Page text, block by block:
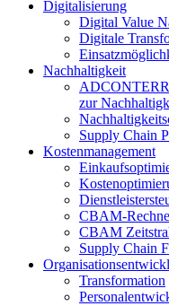
Digitalisierung
Digital Value
Digitale
Nachhaltigkeit
zur
Supply Chain
Kostenmanagement
CBAM-
CBAM
Supply Chain
Transformation